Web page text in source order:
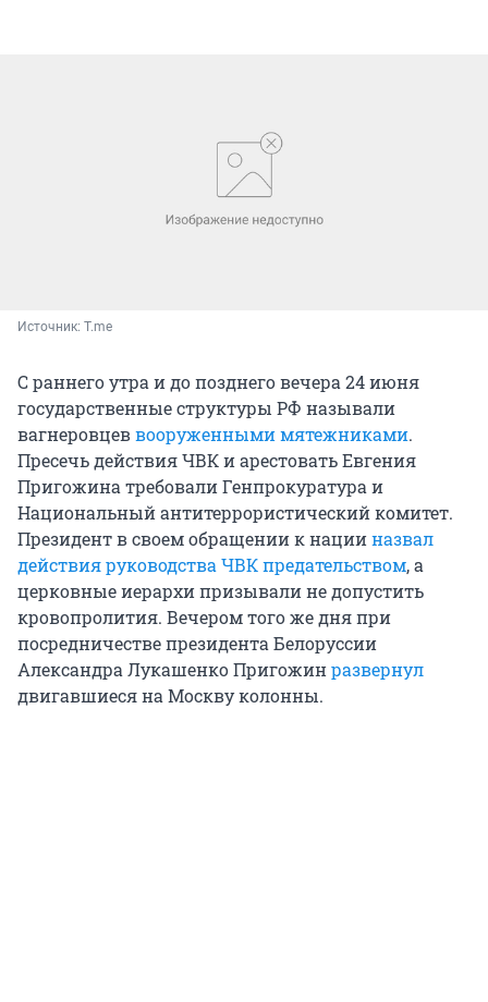
Источник: T.me
С раннего утра и до позднего вечера 24 июня
государственные структуры РФ называли
вагнеровцеввооруженными мятежниками.
Пресечь действия ЧВК и арестовать Евгения
Пригожина требовали Генпрокуратура и
Национальный антитеррористический комитет.
Президент в своем обращении к нацииназвал
действия руководства ЧВК предательством, а
церковные иерархи призывали не допустить
кровопролития. Вечером того же дня при
посредничестве президента Белоруссии
Александра Лукашенко Пригожинразвернул
двигавшиеся на Москву колонны.